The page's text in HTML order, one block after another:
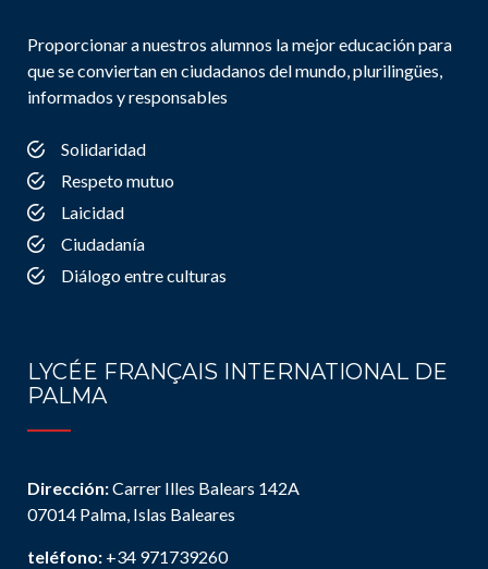
Proporcionar a nuestros alumnos la mejor educación para
que se conviertan en ciudadanos del mundo, plurilingües,
informados y responsables
Solidaridad
Respeto mutuo
Laicidad
Ciudadanía
Diálogo entre culturas
LYCÉE FRANÇAIS INTERNATIONAL DE
PALMA
Dirección:Carrer Illes Balears 142A
07014 Palma, Islas Baleares
teléfono: +34 971739260